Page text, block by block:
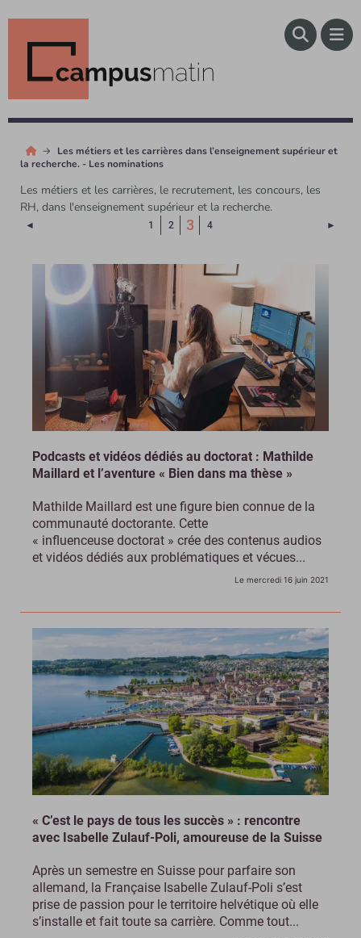
Les métiers et les carrières dans l’enseignement supérieur et
la recherche. - Les nominations
Les métiers et les carrières, le recrutement, les concours, les
RH, dans l'enseignement supérieur et la recherche.
◄ 1 2 3 (Page courante)
4 ►
Podcasts et vidéos dédiés au doctorat : Mathilde
Maillard et l’aventure « Bien dans ma thèse »
Mathilde Maillard est une figure bien connue de la
communauté doctorante. Cette
« influenceuse doctorat » crée des contenus audios
et vidéos dédiés aux problématiques et vécues...
Le mercredi 16 juin 2021
« C’est le pays de tous les succès » : rencontre
avec Isabelle Zulauf-Poli, amoureuse de la Suisse
Après un semestre en Suisse pour parfaire son
allemand, la Française Isabelle Zulauf-Poli s’est
prise de passion pour le territoire helvétique où elle
s’installe et fait toute sa carrière. Comme tout...